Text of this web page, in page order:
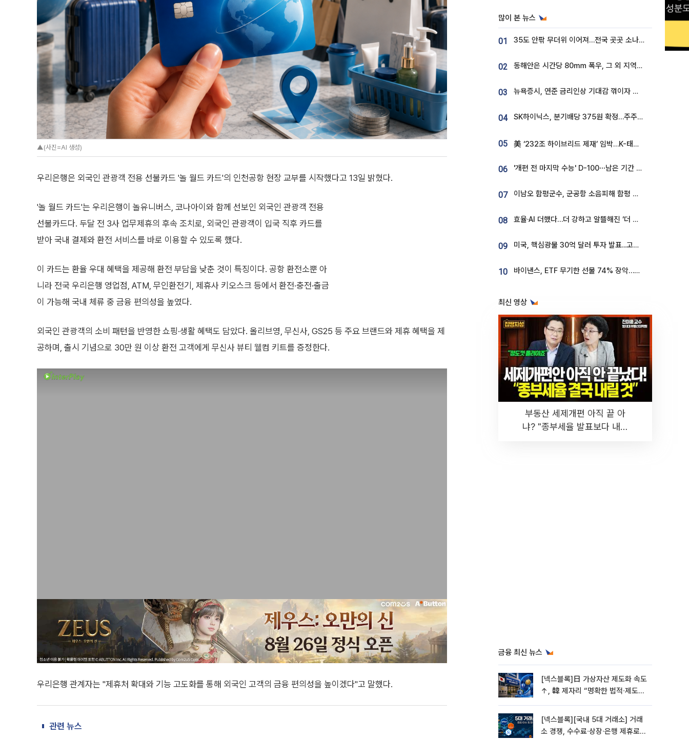
▲(사진=AI 생성)
우리은행은 외국인 관광객 전용 선불카드 '놀 월드 카드'의 인천공항 현장 교부를 시작했다고 13일 밝혔다.
'놀 월드 카드'는 우리은행이 놀유니버스, 코나아이와 함께 선보인 외국인 관광객 전용
선불카드다. 두달 전 3사 업무제휴의 후속 조치로, 외국인 관광객이 입국 직후 카드를
받아 국내 결제와 환전 서비스를 바로 이용할 수 있도록 했다.
이 카드는 환율 우대 혜택을 제공해 환전 부담을 낮춘 것이 특징이다. 공항 환전소뿐 아
니라 전국 우리은행 영업점, ATM, 무인환전기, 제휴사 키오스크 등에서 환전·충전·출금
이 가능해 국내 체류 중 금융 편의성을 높였다.
외국인 관광객의 소비 패턴을 반영한 쇼핑·생활 혜택도 담았다. 올리브영, 무신사, GS25 등 주요 브랜드와 제휴 혜택을 제
공하며, 출시 기념으로 30만 원 이상 환전 고객에게 무신사 뷰티 웰컴 키트를 증정한다.
우리은행 관계자는 "제휴처 확대와 기능 고도화를 통해 외국인 고객의 금융 편의성을 높이겠다"고 말했다.
관련 뉴스
많이 본 뉴스
01 35도 안팎 무더위 이어져…전국 곳곳 소나기 [오늘 날씨]
02 동해안은 시간당 80㎜ 폭우, 그 외 지역은 폭염…‘극과 극 날씨’
03 뉴욕증시, 연준 금리인상 기대감 꺾이자 상승...S&P500 사상 최고치 [종합]
04 SK하이닉스, 분기배당 375원 확정…주주환원책 9월로 앞당겨 발표
05 美 ‘232조 하이브리드 제재’ 임박…K-태양광, 불확실성 털고 날개 다나
06 '개편 전 마지막 수능' D-100⋯남은 기간 성적 올릴 전략은
07 이남오 함평군수, 군공항 소음피해 함평 보상 요구
08 효율·AI 더했다…더 강하고 알뜰해진 ‘더 뉴 그랜저 하이브리드’ [ET의 모빌리티]
09 미국, 핵심광물 30억 달러 투자 발표...고려아연 대미투자 언급
10 바이낸스, ETF 무기한 선물 74% 장악…한국 레버리지 ETF 거래 급증 [e가상자산]
최신 영상
부동산 세제개편 아직 끝 아
냐? "종부세율 발표보다 내릴
금융 최신 뉴스
[넥스블록]日 가상자산 제도화 속도
↑, 韓 제자리 “명확한 법적∙제도적
[넥스블록][국내 5대 거래소] 거래
소 경쟁, 수수료∙상장∙은행 제휴로